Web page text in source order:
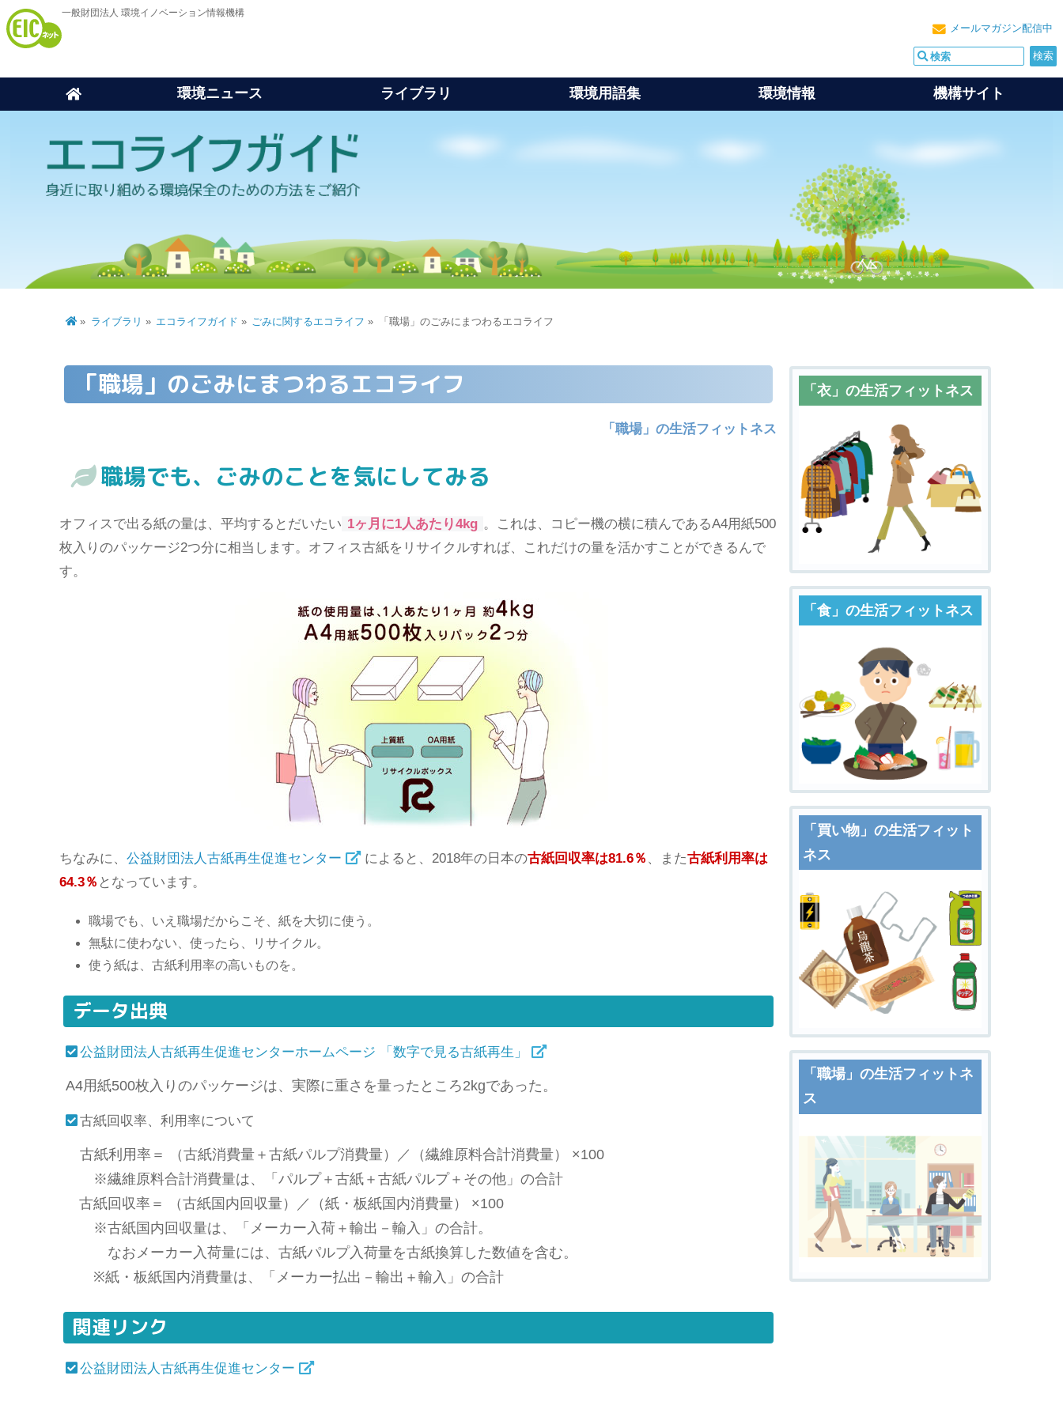
一般財団法人 環境イノベーション情報機構
メールマガジン配信中
環境ニュース ライブラリ 環境用語集 環境情報 機構サイト
ライブラリ エコライフガイド ごみに関するエコライフ 「職場」のごみにまつわるエコライフ
「職場」のごみにまつわるエコライフ
「職場」の生活フィットネス
職場でも、ごみのことを気にしてみる
オフィスで出る紙の量は、平均するとだいたい 1ヶ月に1人あたり4kg 。これは、コピー機の横に積んであるA4用紙500
枚入りのパッケージ2つ分に相当します。オフィス古紙をリサイクルすれば、これだけの量を活かすことができるんで
す。
ちなみに、公益財団法人古紙再生促進センター によると、2018年の日本の古紙回収率は81.6％ 、また古紙利用率は
64.3％ となっています。
職場でも、いえ職場だからこそ、紙を大切に使う。
無駄に使わない、使ったら、リサイクル。
使う紙は、古紙利用率の高いものを。
データ出典
公益財団法人古紙再生促進センターホームページ 「数字で見る古紙再生」
A4用紙500枚入りのパッケージは、実際に重さを量ったところ2kgであった。
古紙回収率、利用率について
古紙利用率＝ （古紙消費量＋古紙パルプ消費量）／（繊維原料合計消費量） ×100
※繊維原料合計消費量は、「パルプ＋古紙＋古紙パルプ＋その他」の合計
古紙回収率＝ （古紙国内回収量）／（紙・板紙国内消費量） ×100
※古紙国内回収量は、「メーカー入荷＋輸出－輸入」の合計。
なおメーカー入荷量には、古紙パルプ入荷量を古紙換算した数値を含む。
※紙・板紙国内消費量は、「メーカー払出－輸出＋輸入」の合計
関連リンク
公益財団法人古紙再生促進センター
「衣」の生活フィットネス
「食」の生活フィットネス
「買い物」の生活フィット
ネス
「職場」の生活フィットネ
ス